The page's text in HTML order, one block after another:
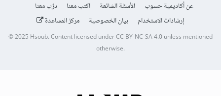
عن أكاديمية حسوب الأسئلة الشائعة اكتب معنا
درّب معنا
إرشادات الاستخدام
بيان الخصوصية مركز المساعدة
© 2025Hsoub.Content licensed underCC BY-NC-SA 4.0unless mentioned
otherwise.